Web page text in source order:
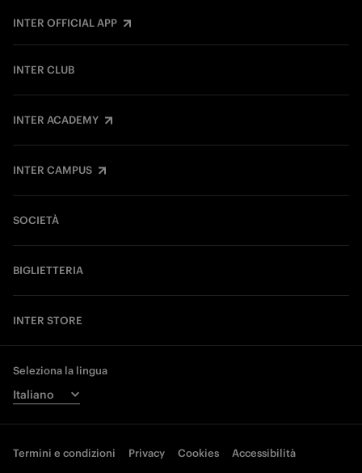
INTER OFFICIAL APP
INTER CLUB
INTER ACADEMY
INTER CAMPUS
SOCIETÀ
BIGLIETTERIA
INTER STORE
Seleziona la lingua
Termini e condizioni Privacy Cookies
Accessibilità